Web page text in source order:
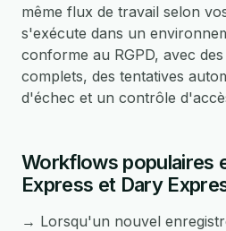
même flux de travail selon
s'exécute dans un
conforme au RGPD, avec
complets, des tentatives
d'échec et un contrôle
Workflows populaires
Express et Dary
→ Lorsqu'un nouvel